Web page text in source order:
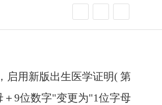
启用新版出生医学证明( 第
9位数字"变更为"1位字母